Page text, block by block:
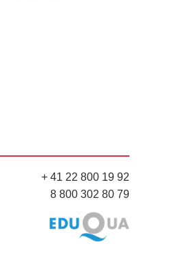
+ 41 22 800 19 92
8 800 302 80 79